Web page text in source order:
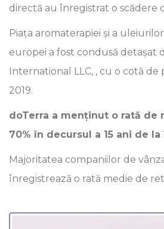
directă au înregistrat o scădere
Piața aromaterapiei și a
europei a fost condusă detașat
International LLC, , cu o cotă de
2019.
doTerra a menținut o rată de
70% în decursul a 15 ani de
Majoritatea companiilor de
înregistrează o rată medie de